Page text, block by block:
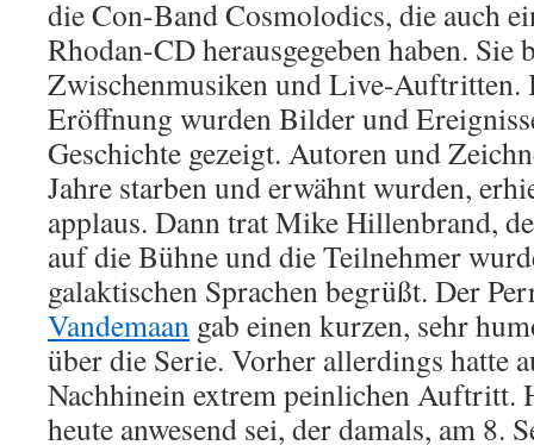
die Con-Band Cosmolodics, die auch
Rhodan-CD herausgegeben haben. Sie
Zwischenmusiken und Live-Auftritten.
Eröffnung wurden Bilder und
Geschichte gezeigt. Autoren und
Jahre starben und erwähnt wurden,
applaus. Dann trat Mike Hillenbrand,
auf die Bühne und die Teilnehmer
galaktischen Sprachen begrüßt. Der
Vandemaan gab einen kurzen, sehr
über die Serie. Vorher allerdings hatte
Nachhinein extrem peinlichen Auftritt.
heute anwesend sei, der damals, am 8.